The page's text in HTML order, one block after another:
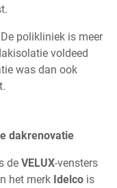
polikliniek is meer
voldeed
was dan ook
dakrenovatie
de VELUX-vensters
het merk Idelco is